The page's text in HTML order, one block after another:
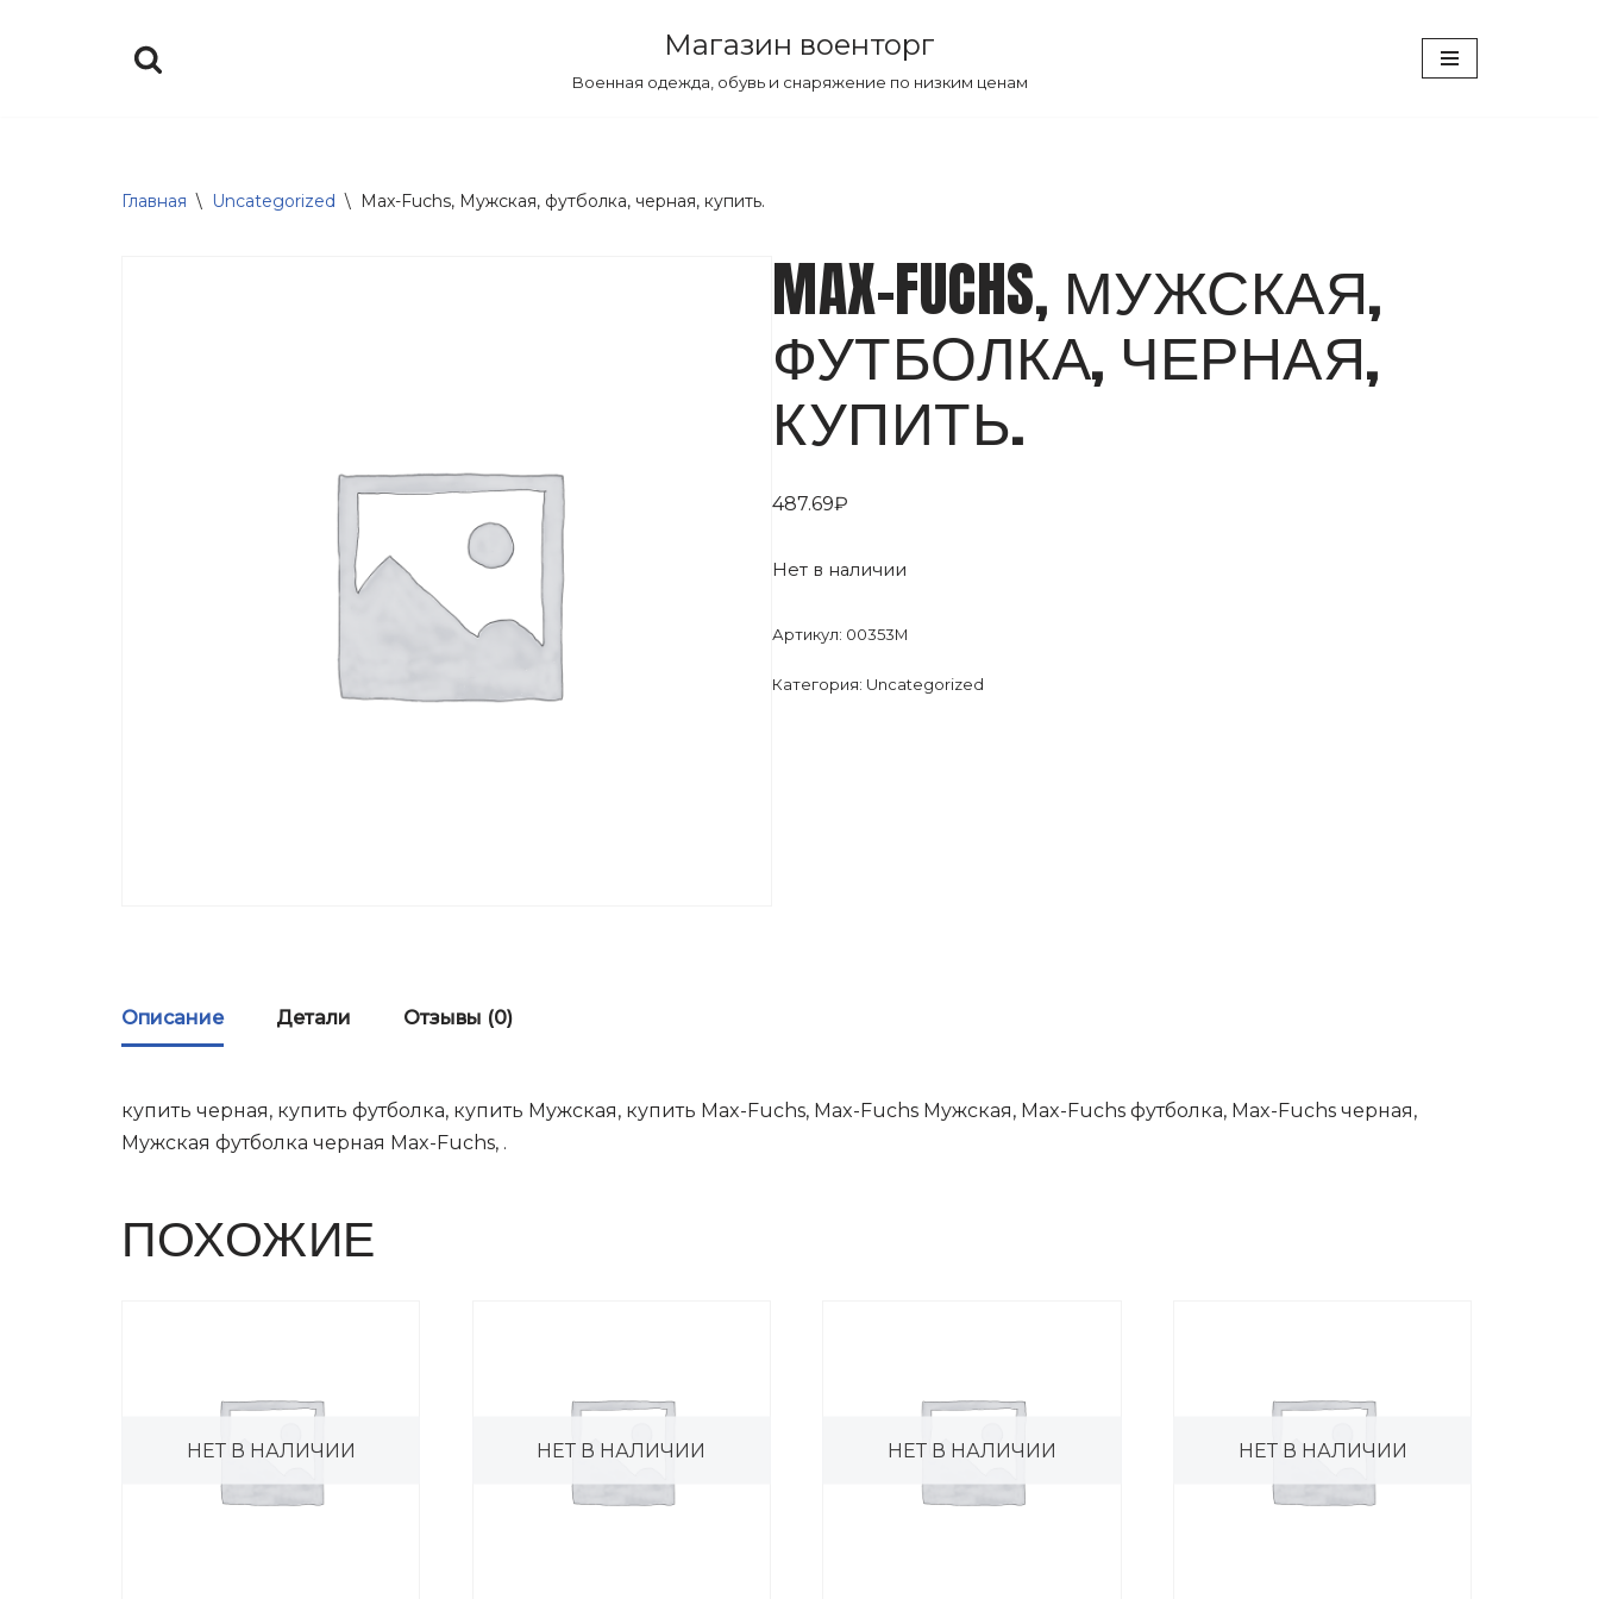
Магазин военторг
Военная одежда, обувь и снаряжение по низким ценам
Главная \ Uncategorized \ Max-Fuchs, Мужская, футболка, черная, купить.
MAX-FUCHS, МУЖСКАЯ,
ФУТБОЛКА, ЧЕРНАЯ,
КУПИТЬ.
487.69₽
Нет в наличии
Артикул: 00353M
Категория: Uncategorized
Описание Детали Отзывы (0)
купить черная, купить футболка, купить Мужская, купить Max-Fuchs, Max-Fuchs Мужская, Max-Fuchs футболка, Max-Fuchs черная,
Мужская футболка черная Max-Fuchs, .
ПОХОЖИЕ
НЕТ В НАЛИЧИИ НЕТ В НАЛИЧИИ НЕТ В НАЛИЧИИ НЕТ В НАЛИЧИИ